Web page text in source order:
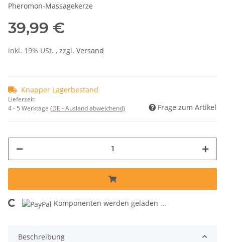
Pheromon-Massagekerze
39,99 €
inkl. 19% USt. , zzgl. Versand
Knapper Lagerbestand
Lieferzeit:
4 - 5 Werktage (DE - Ausland abweichend) Frage zum Artikel
Komponenten werden geladen ...
Beschreibung